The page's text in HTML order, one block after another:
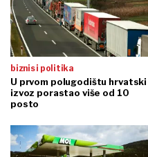
biznis i politika
U prvom polugodištu hrvatski
izvoz porastao više od 10
posto